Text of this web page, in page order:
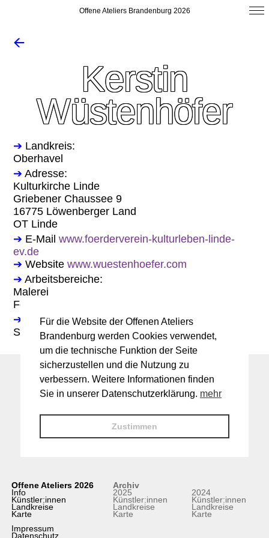
Offene Ateliers Brandenburg 2026
🡨
Kerstin
Wüstenhöfer
➔ Landkreis:
Oberhavel
➔ Adresse:
Kulturkirche Linde
Griebener Chaussee 9
16775 Löwenberger Land
OT Linde
➔ E-Mailwww.foerderverein-kulturleben-linde-
ev.de
➔ Websitewww.wuestenhoefer.com
➔ Arbeitsbereiche:
Malerei
Fotografie
➔
Programm:
Sa. 15 Uhr Vernissage "Traumbewegt"
Offene Ateliers 2026
Info
Künstler:innen
Landkreise
Karte
Impressum
Datenschutz
Archiv
2025
Künstler:innen
Landkreise
Karte
2024
Künstler:innen
Landkreise
Karte
Für die Website der Offenen Ateliers
Brandenburg werden Cookies verwendet,
um die technische Funktion der Seite
sicherzustellen und die Nutzung zu
verbessern. Weitere Informationen finden
Sie in unserer Datenschutzerklärung. mehr
Zustimmen